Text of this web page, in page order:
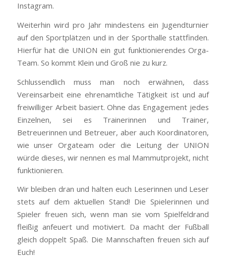
Instagram.
Weiterhin wird pro Jahr mindestens ein Jugendturnier
auf den Sportplätzen und in der Sporthalle stattfinden.
Hierfür hat die UNION ein gut funktionierendes Orga-
Team. So kommt Klein und Groß nie zu kurz.
Schlussendlich muss man noch erwähnen, dass
Vereinsarbeit eine ehrenamtliche Tätigkeit ist und auf
freiwilliger Arbeit basiert. Ohne das Engagement jedes
Einzelnen, sei es Trainerinnen und Trainer,
Betreuerinnen und Betreuer, aber auch Koordinatoren,
wie unser Orgateam oder die Leitung der UNION
würde dieses, wir nennen es mal Mammutprojekt, nicht
funktionieren.
Wir bleiben dran und halten euch Leserinnen und Leser
stets auf dem aktuellen Stand! Die Spielerinnen und
Spieler freuen sich, wenn man sie vom Spielfeldrand
fleißig anfeuert und motiviert. Da macht der Fußball
gleich doppelt Spaß. Die Mannschaften freuen sich auf
Euch!